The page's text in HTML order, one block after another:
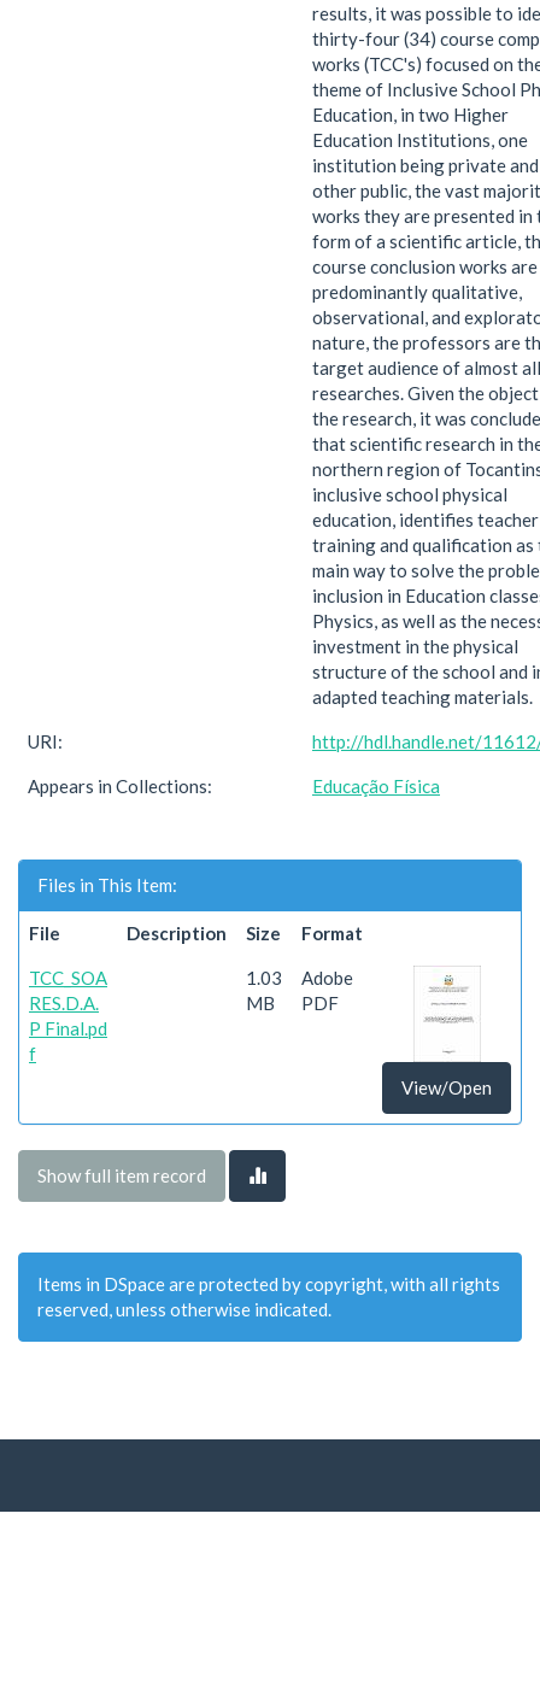
results, it was possible to
thirty-four (34) course
works (TCC's) focused on
theme of Inclusive School
Education, in two Higher
Education Institutions, one
institution being private
other public, the vast
works they are presented in
form of a scientific article,
course conclusion works are
predominantly qualitative,
observational, and
nature, the professors are
target audience of almost all
researches. Given the
the research, it was
that scientific research in
northern region of
inclusive school physical
education, identifies teacher
training and qualification as
main way to solve the
inclusion in Education
Physics, as well as the
investment in the physical
structure of the school and
adapted teaching materials.
URI: http://hdl.handle.net/
Appears in Collections: Educação Física
Files in This Item:
File Description Size Format
TCC_SOA
RES.D.A.
P Final.pd
f
1.03
MB
Adobe
PDF
View/Open
Show full item record
Items in DSpace are protected by copyright, with all rights
reserved, unless otherwise indicated.